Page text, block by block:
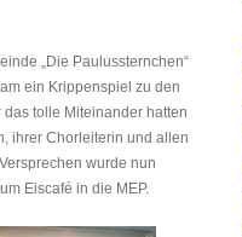
„Die Paulussternchen“
ein Krippenspiel zu den
tolle Miteinander hatten
ihrer Chorleiterin und allen
wurde nun
Eiscafé in die MEP.